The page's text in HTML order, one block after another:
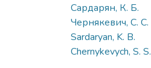
Сардарян, К. Б.
Чернякевич, С. С.
Sardaryan, K. B.
Chernykevych, S. S.